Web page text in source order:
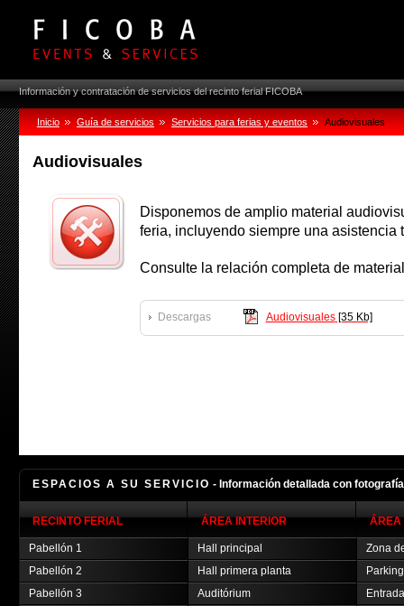
Información y contratación de servicios del recinto ferial FICOBA
Inicio Guía de servicios Servicios para ferias y eventos Audiovisuales
Audiovisuales
Disponemos de amplio material
feria, incluyendo siempre una asistencia
Consulte la relación completa de
Descargas Audiovisuales[35 Kb]
ESPACIOS A SU SERVICIO - Información detallada con
RECINTO FERIAL
Pabellón 1
Pabellón 2
Pabellón 3
ÁREA INTERIOR
Hall principal
Hall primera planta
Auditórium
ÁREA
Zona
Parking